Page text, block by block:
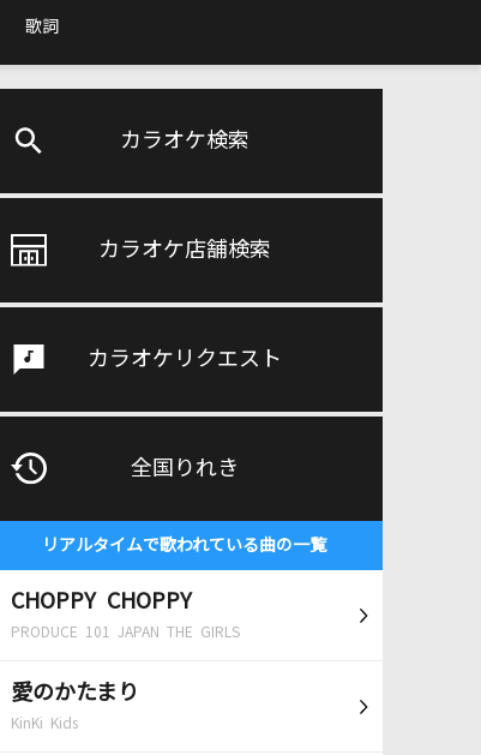
歌詞
カラオケ検索
カラオケ店舗検索
カラオケリクエスト
全国りれき
リアルタイムで歌われている曲の一覧
CHOPPY CHOPPY
PRODUCE 101 JAPAN THE GIRLS
愛のかたまり
KinKi Kids